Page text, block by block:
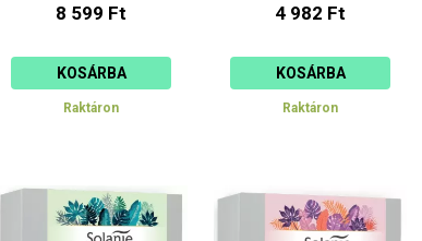
8 599 Ft
KOSÁRBA
Raktáron
4 982 Ft
KOSÁRBA
Raktáron